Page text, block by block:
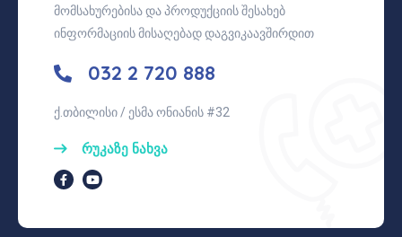
მომსახურებისა და პროდუქციის შესახებ
ინფორმაციის მისაღებად დაგვიკაავშირდით
032 2 720 888
ქ.თბილისი / ესმა ონიანის #32
რუკაზე ნახვა